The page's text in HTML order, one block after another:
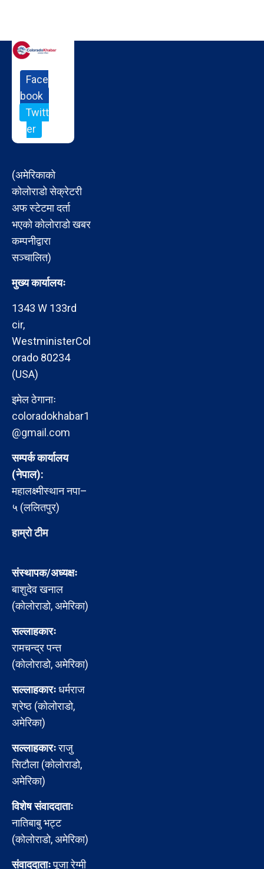
Face
book
Twitt
er
(अमेरिकाको
कोलोराडो सेक्रेटरी
अफ स्टेटमा दर्ता
भएको कोलोराडो खबर
कम्पनीद्वारा
सञ्चालित)
मुख्य कार्यालयः
1343 W 133rd
cir,
WestministerCol
orado 80234
(USA)
इमेल ठेगानाः
coloradokhabar1
@gmail.com
सम्पर्क कार्यालय
(नेपाल):
महालक्ष्मीस्थान नपा–
५ (ललितपुर)
हाम्रो टीम
संस्थापक/अध्यक्षः
बाशुदेव खनाल
(कोलोराडो, अमेरिका)
सल्लाहकारः
रामचन्द्र पन्त
(कोलोराडो, अमेरिका)
सल्लाहकारःधर्मराज
श्रेष्ठ (कोलोराडो,
अमेरिका)
सल्लाहकारःराजु
सिटौला (कोलोराडो,
अमेरिका)
विशेष संवाददाताः
नातिबाबु भट्ट
(कोलोराडो, अमेरिका)
संवाददाताःपूजा रेग्मी